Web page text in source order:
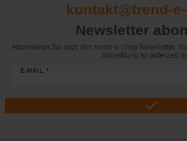
kontakt@trend-
Newsletter
Abonnieren Sie jetzt den trend-e-shop Newsletter.
Abmeldung ist jederzeit
E-MAIL *